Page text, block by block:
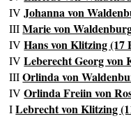
IVJohanna von
IIIMarie von
IVHans von Klitzing (17
IVLeberecht Georg von
IIIOrlinda von
IVOrlinda Freiin von
ILebrecht von Klitzing